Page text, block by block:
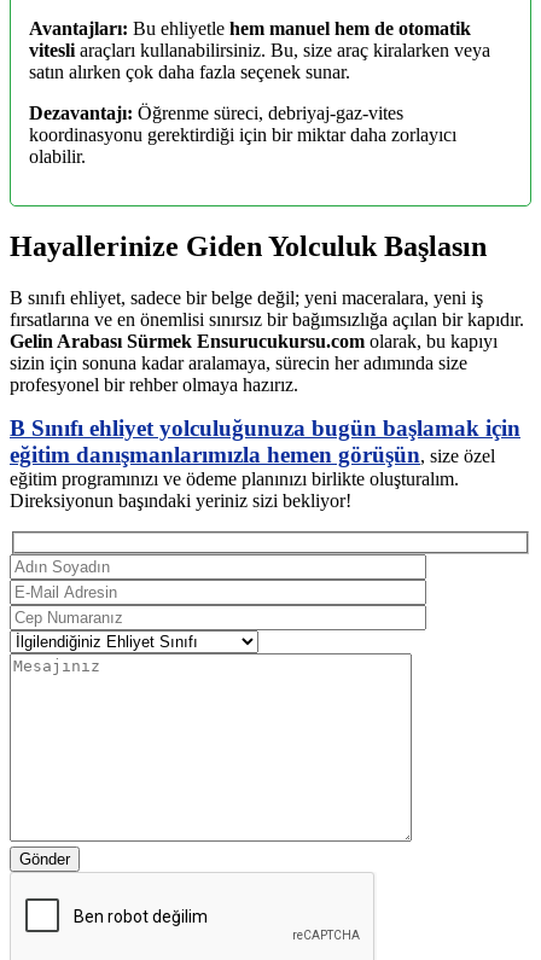
Avantajları: Bu ehliyetle hem manuel hem de otomatik
vitesli araçları kullanabilirsiniz. Bu, size araç kiralarken veya
satın alırken çok daha fazla seçenek sunar.
Dezavantajı: Öğrenme süreci, debriyaj-gaz-vites
koordinasyonu gerektirdiği için bir miktar daha zorlayıcı
olabilir.
Hayallerinize Giden Yolculuk Başlasın
B sınıfı ehliyet, sadece bir belge değil; yeni maceralara, yeni iş
fırsatlarına ve en önemlisi sınırsız bir bağımsızlığa açılan bir kapıdır.
Gelin Arabası Sürmek Ensurucukursu.com olarak, bu kapıyı
sizin için sonuna kadar aralamaya, sürecin her adımında size
profesyonel bir rehber olmaya hazırız.
B Sınıfı ehliyet yolculuğunuza bugün başlamak için
eğitim danışmanlarımızla hemen görüşün, size özel
eğitim programınızı ve ödeme planınızı birlikte oluşturalım.
Direksiyonun başındaki yeriniz sizi bekliyor!
Gönder